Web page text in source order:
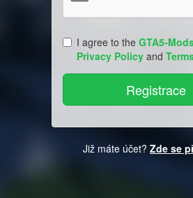
I agree to the GTA5-
Privacy Policy and
Již máte účet? Zde se